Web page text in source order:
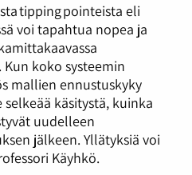
tipping pointeista eli
voi tapahtua nopea ja
koko systeemin
mallien ennustuskyky
käsitystä, kuinka
uudelleen
jälkeen. Yllätyksiä voi
Käyhkö.